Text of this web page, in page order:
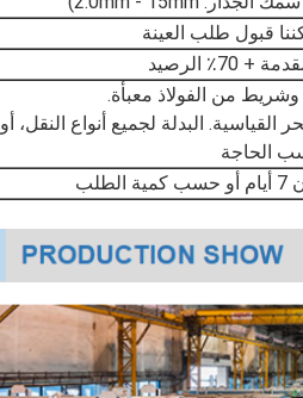
قبول طلب العينة
من الفولاذ معبأة.
البدلة لجميع أنواع النقل، أو
الحاجة